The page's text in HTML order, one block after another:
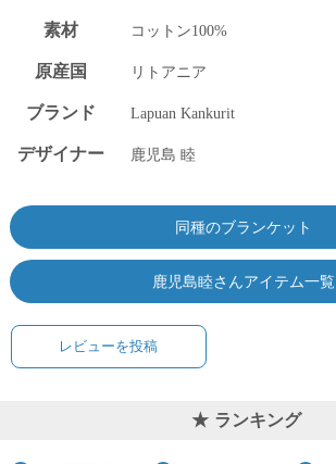
素材 コットン100%
原産国 リトアニア
ブランド Lapuan Kankurit
デザイナー 鹿児島 睦
同種のブランケット
鹿児島睦さんアイテム一覧
レビューを投稿
ランキング